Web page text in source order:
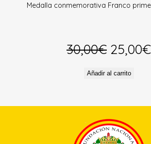
Medalla conmemorativa Franco
30,00€ El
precio
era:
30,00€.
25,00€
Añadir al carrito